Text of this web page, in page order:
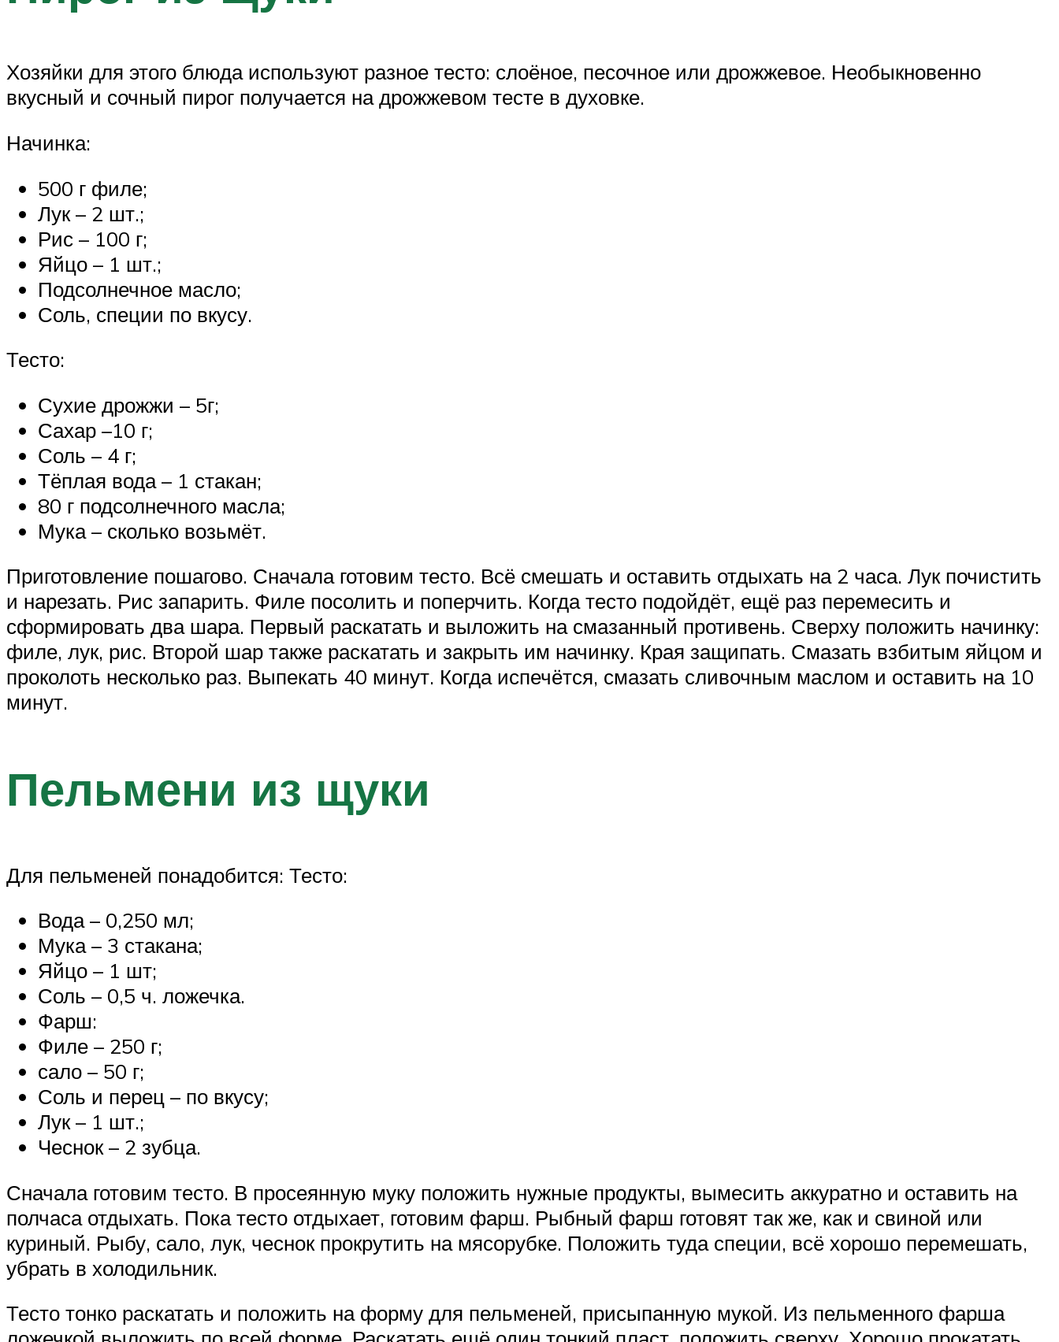
Хозяйки для этого блюда используют разное тесто: слоёное, песочное или дрожжевое. Необыкновенно
вкусный и сочный пирог получается на дрожжевом тесте в духовке.
Начинка:
500 г филе;
Лук – 2 шт.;
Рис – 100 г;
Яйцо – 1 шт.;
Подсолнечное масло;
Соль, специи по вкусу.
Тесто:
Сухие дрожжи – 5г;
Сахар –10 г;
Соль – 4 г;
Тёплая вода – 1 стакан;
80 г подсолнечного масла;
Мука – сколько возьмёт.
Приготовление пошагово. Сначала готовим тесто. Всё смешать и оставить отдыхать на 2 часа. Лук почистить
и нарезать. Рис запарить. Филе посолить и поперчить. Когда тесто подойдёт, ещё раз перемесить и
сформировать два шара. Первый раскатать и выложить на смазанный противень. Сверху положить начинку:
филе, лук, рис. Второй шар также раскатать и закрыть им начинку. Края защипать. Смазать взбитым яйцом и
проколоть несколько раз. Выпекать 40 минут. Когда испечётся, смазать сливочным маслом и оставить на 10
минут.
Пельмени из щуки
Для пельменей понадобится: Тесто:
Вода – 0,250 мл;
Мука – 3 стакана;
Яйцо – 1 шт;
Соль – 0,5 ч. ложечка.
Фарш:
Филе – 250 г;
сало – 50 г;
Соль и перец – по вкусу;
Лук – 1 шт.;
Чеснок – 2 зубца.
Сначала готовим тесто. В просеянную муку положить нужные продукты, вымесить аккуратно и оставить на
полчаса отдыхать. Пока тесто отдыхает, готовим фарш. Рыбный фарш готовят так же, как и свиной или
куриный. Рыбу, сало, лук, чеснок прокрутить на мясорубке. Положить туда специи, всё хорошо перемешать,
убрать в холодильник.
Тесто тонко раскатать и положить на форму для пельменей, присыпанную мукой. Из пельменного фарша